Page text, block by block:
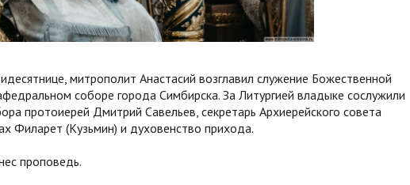
митрополит Анастасий возглавил служение Божественной
соборе города Симбирска. За Литургией владыке сослужили
протоиерей Дмитрий Савельев, секретарь Архиерейского совета
Филарет (Кузьмин) и духовенство прихода.
проповедь.